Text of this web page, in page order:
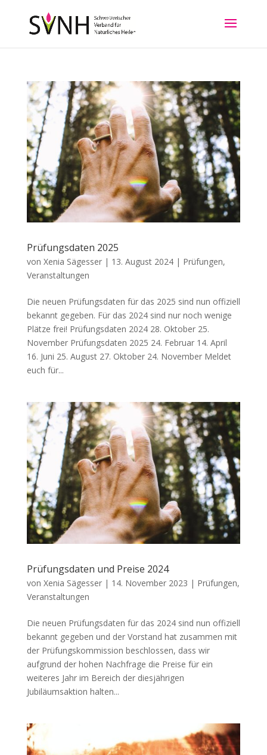
Prüfungsdaten 2025
von Xenia Sägesser| 13. August 2024| Prüfungen,
Veranstaltungen
Die neuen Prüfungsdaten für das 2025 sind nun offiziell
bekannt gegeben. Für das 2024 sind nur noch wenige
Plätze frei! Prüfungsdaten 2024 28. Oktober 25.
November Prüfungsdaten 2025 24. Februar 14. April
16. Juni 25. August 27. Oktober 24. November Meldet
euch für...
Prüfungsdaten und Preise 2024
von Xenia Sägesser| 14. November 2023 | Prüfungen,
Veranstaltungen
Die neuen Prüfungsdaten für das 2024 sind nun offiziell
bekannt gegeben und der Vorstand hat zusammen mit
der Prüfungskommission beschlossen, dass wir
aufgrund der hohen Nachfrage die Preise für ein
weiteres Jahr im Bereich der diesjährigen
Jubiläumsaktion halten...